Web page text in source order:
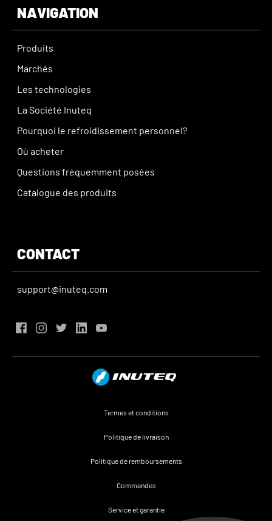
NAVIGATION
Produits
Marchés
Les technologies
La Société Inuteq
Pourquoi le refroidissement personnel?
Où acheter
Questions fréquemment posées
Catalogue des produits
CONTACT
support@inuteq.com
Termes et conditions
Politique de livraison
Politique de remboursements
Commandes
Service et garantie